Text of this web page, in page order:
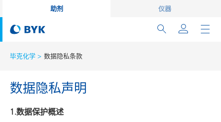
助剂 仪器
毕克化学 数据隐私条款
数据隐私声明
1.数据保护概述